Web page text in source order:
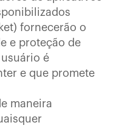
fornecerão o
e proteção de
é
e que promete
maneira